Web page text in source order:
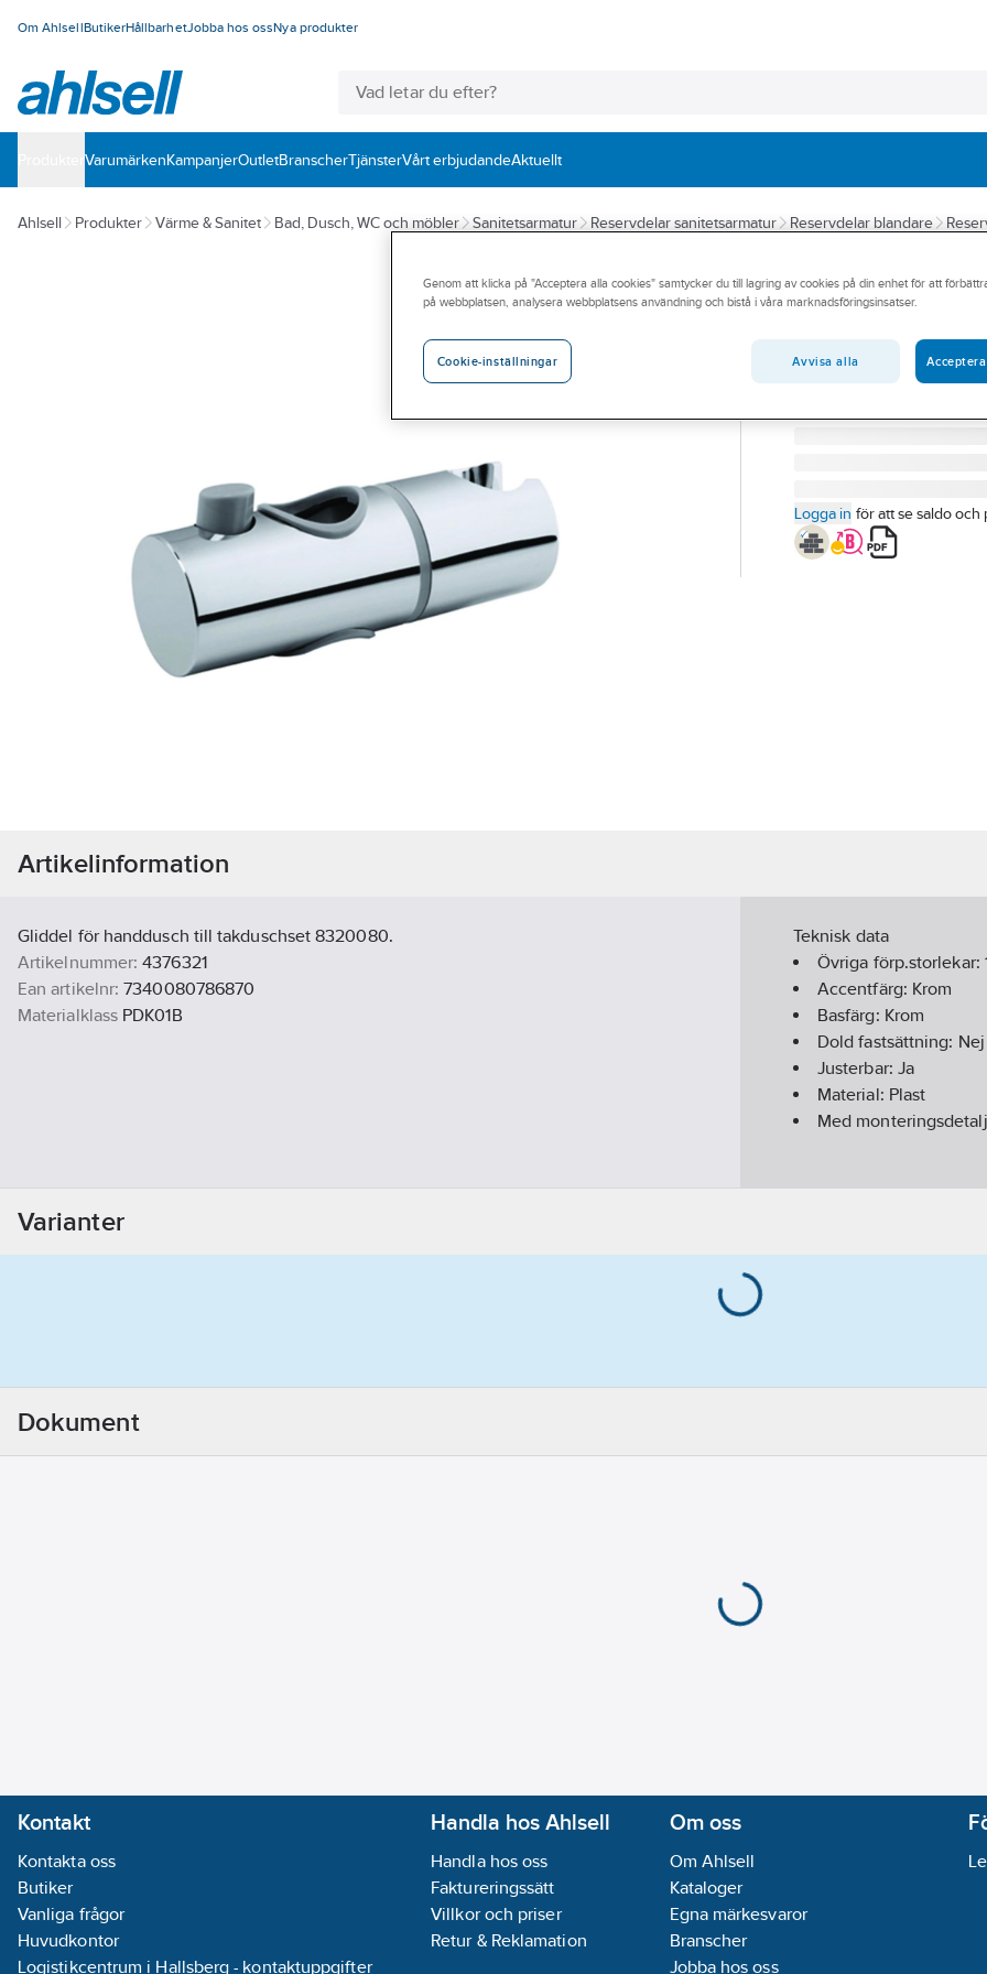
Om AhlsellButikerHållbarhetJobba hos ossNya produkter
VarumärkenKampanjerOutletBranscherTjänsterVårt erbjudandeAktuellt
Ahlsell Produkter Värme & Sanitet Bad, Dusch, WC och möbler Sanitetsarmatur Reservdelar sanitetsarmatur Reservdelar blandare
A-COLLECTION
Gliddel för
GLIDDEL 20,5MM TILL
Artikelnummer: 4376321
Logga in för att se saldo och
Artikelinformation
Gliddel för handdusch till takduschset 8320080.
Artikelnummer: 4376321
Ean artikelnr: 7340080786870
Materialklass PDK01B
Teknisk data
Övriga förp.storlekar:
Accentfärg: Krom
Basfärg: Krom
Dold fastsättning: Nej
Justerbar: Ja
Material: Plast
Med
Varianter
Dokument
Kontakt
Kontakta oss
Butiker
Vanliga frågor
Huvudkontor
Logistikcentrum i Hallsberg - kontaktuppgifter
Handla hos Ahlsell
Handla hos oss
Faktureringssätt
Villkor och priser
Retur & Reklamation
Om oss
Om Ahlsell
Kataloger
Egna märkesvaror
Branscher
Jobba hos oss
Genom att klicka på "Acceptera alla cookies" samtycker du till lagring av cookies på din enhet för att
på webbplatsen, analysera webbplatsens användning och bistå i våra marknadsföringsinsatser.
Cookie-inställningar Avvisa alla